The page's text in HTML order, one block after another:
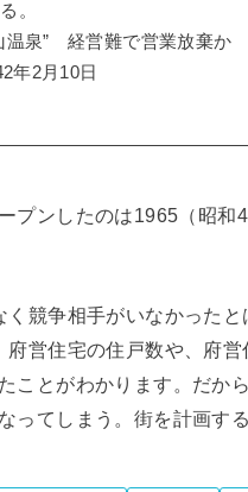
。
温泉” 経営難で営業放棄
年2月10日
プンしたのは1965（昭
競争相手がいなかった
府営住宅の住戸数や、府
ことがわかります。だか
ってしまう。街を計画す